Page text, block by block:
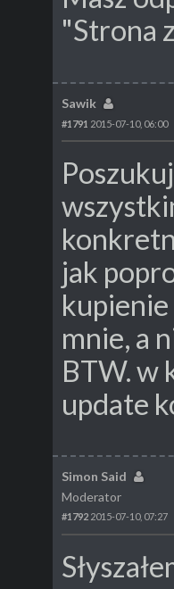
"Strona
Sawik
#1791 2015-07-10, 06:00
jak
mnie, a
BTW. w
update
Simon Said
Moderator
#1792 2015-07-10, 07:27